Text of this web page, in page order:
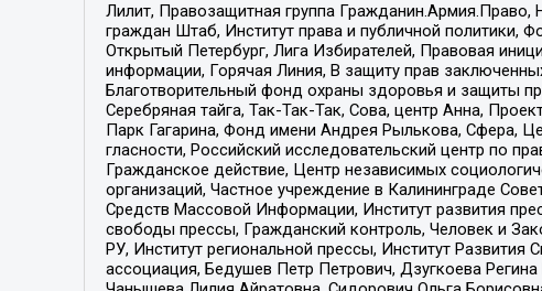
Лилит, Правозащитная группа
граждан Штаб, Институт права и публичной
Открытый Петербург, Лига Избирателей, Правовая
информации, Горячая Линия, В защиту прав
Благотворительный фонд охраны здоровья и защиты
Серебряная тайга, Так-Так-Так, Сова, центр Анна,
Парк Гагарина, Фонд имени Андрея Рылькова, Сфера,
гласности, Российский исследовательский центр по
Гражданское действие, Центр независимых
организаций, Частное учреждение в Калининграде
Средств Массовой Информации, Институт развития
свободы прессы, Гражданский контроль, Человек и
РУ, Институт региональной прессы, Институт
ассоциация, Бедушев Петр Петрович, Дзугкоева